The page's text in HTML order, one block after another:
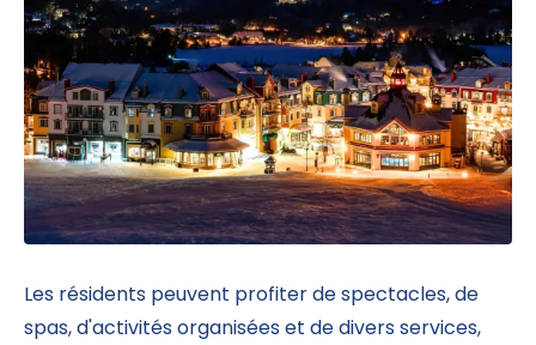
Les résidents peuvent profiter de spectacles, de
spas, d'activités organisées et de divers services,